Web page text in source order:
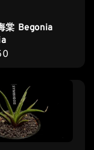
棠 Begonia